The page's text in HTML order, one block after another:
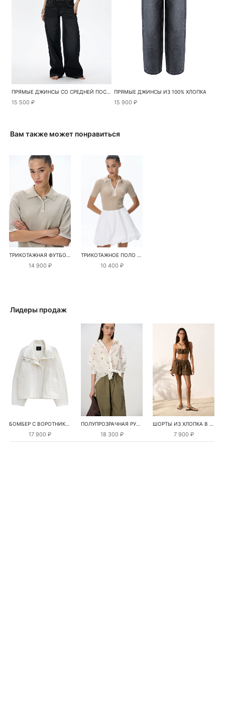
ПРЯМЫЕ ДЖИНСЫ СО СРЕДНЕЙ ПОСАДКОЙ
15 500 ₽
ПРЯМЫЕ ДЖИНСЫ ИЗ 100% ХЛОПКА
15 900 ₽
Вам также может понравиться
ТРИКОТАЖНАЯ ФУТБОЛКА ПОЛО ИЗ ВИСКОЗЫ
14 900 ₽
ТРИКОТАЖНОЕ ПОЛО ИЗ 100% ХЛОПКА
10 400 ₽
Лидеры продаж
БОМБЕР С ВОРОТНИКОМ-СТОЙКОЙ
17 900 ₽
ПОЛУПРОЗРАЧНАЯ РУБАШКА С РОМАШКАМИ
18 300 ₽
ШОРТЫ ИЗ ХЛОПКА В КЛЕТКУ
7 900 ₽